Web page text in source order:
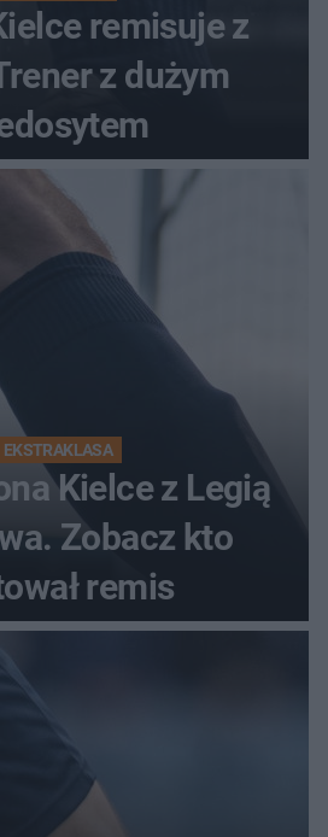
remisuje z
z dużym
EKSTRAKLASA
Kielce z Legią
Zobacz kto
remis